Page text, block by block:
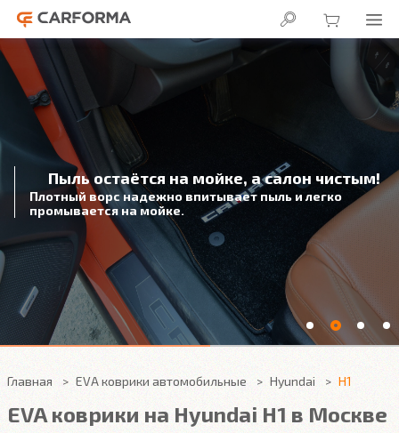
Пыль остаётся на мойке, а салон чистым!
Плотный ворс надежно впитывает пыль и легко
промывается на мойке.
Главная EVA коврики автомобильные Hyundai H1
EVA коврики на Hyundai H1 в Москве